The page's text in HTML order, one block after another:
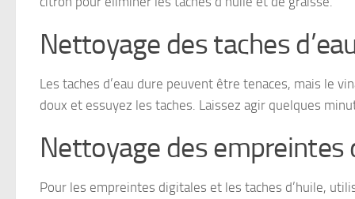
Nettoyage des taches
Les taches d’eau dure peuvent être tenaces, mais le
doux et essuyez les taches. Laissez agir quelques
Nettoyage des empreintes
Pour les empreintes digitales et les taches d’huile,